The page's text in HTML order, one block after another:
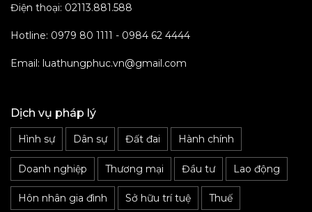
Điện thoại: 02113.881.588
Hotline: 0979 80 1111 - 0984 62 4444
Email: luathungphuc.vn@gmail.com
Dịch vụ pháp lý
Hình sự Dân sự Đất đai Hành chính
Doanh nghiệp Thương mại Đầu tư Lao động
Hôn nhân gia đình Sở hữu trí tuệ Thuế